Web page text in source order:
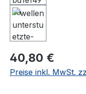
Regulärer Preis:
40,80 €
Preise inkl. MwSt.